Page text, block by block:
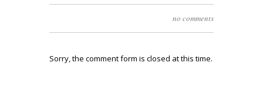
no comments
Sorry, the comment form is closed at this time.